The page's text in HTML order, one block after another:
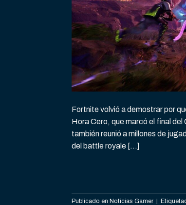
Fortnite volvió a demostrar por
Hora Cero, que marcó el final
también reunió a millones de
del battle royale […]
Publicado en Noticias Gamer